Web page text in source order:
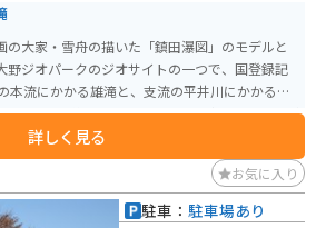
大家・雪舟の描いた「鎮田瀑図」のモデルと
野ジオパークのジオサイトの一つで、国登録記
本流にかかる雄滝と、支流の平井川にかかる雌
、高さは約20ｍあります。その姿はまるで滝が
とても不思議な情景を表出し、撮影スポットと
に建てられ、近代文化遺産に認定されている石
隣接しています。
詳しく見る
お気に入り
駐車： 駐車場あり